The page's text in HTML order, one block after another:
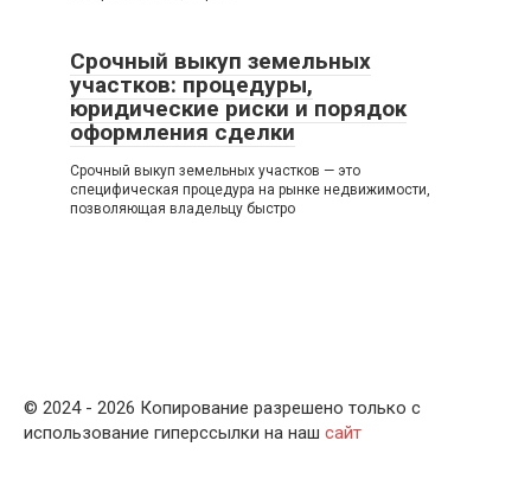
Срочный выкуп земельных
участков: процедуры,
юридические риски и порядок
оформления сделки
Срочный выкуп земельных участков — это
специфическая процедура на рынке недвижимости,
позволяющая владельцу быстро
© 2024 - 2026 Копирование разрешено только с
использование гиперссылки на наш сайт